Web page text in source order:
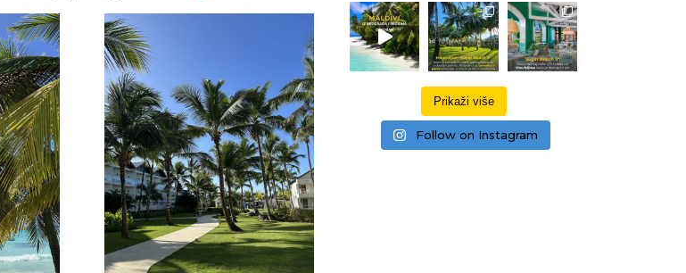
Prikaži više
Follow on Instagram